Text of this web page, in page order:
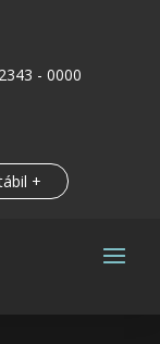
- 0000
+